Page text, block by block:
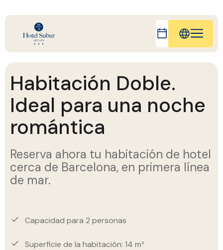
IT
DE
Habitación Doble.
Ideal para una noche
romántica
Reserva ahora tu habitación de hotel
cerca de Barcelona, en primera línea
de mar.
Capacidad para 2 personas
Superficie de la habitación: 14 m²